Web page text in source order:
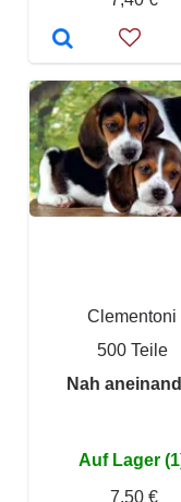
Clementoni
500 Teile
Nah
Auf Lager
7,50 €